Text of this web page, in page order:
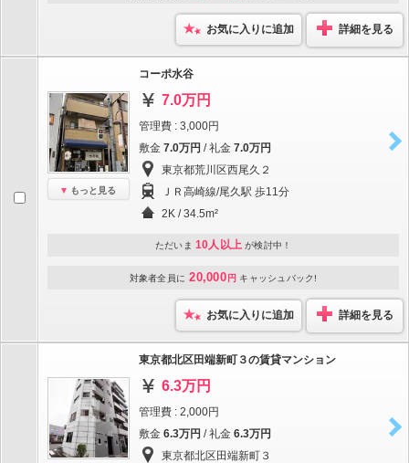
お気に入りに追加 詳細を見る
もっと見る
コーポ水谷
7.0万円
管理費 : 3,000円
敷金 7.0万円 / 礼金 7.0万円
東京都荒川区西尾久２
ＪＲ高崎線/尾久駅 歩11分
2K / 34.5m²
ただいま 10人以上 が検討中！
対象者全員に 20,000 円 キャッシュバック!
お気に入りに追加 詳細を見る
東京都北区田端新町３の賃貸マンション
6.3万円
管理費 : 2,000円
敷金 6.3万円 / 礼金 6.3万円
東京都北区田端新町３